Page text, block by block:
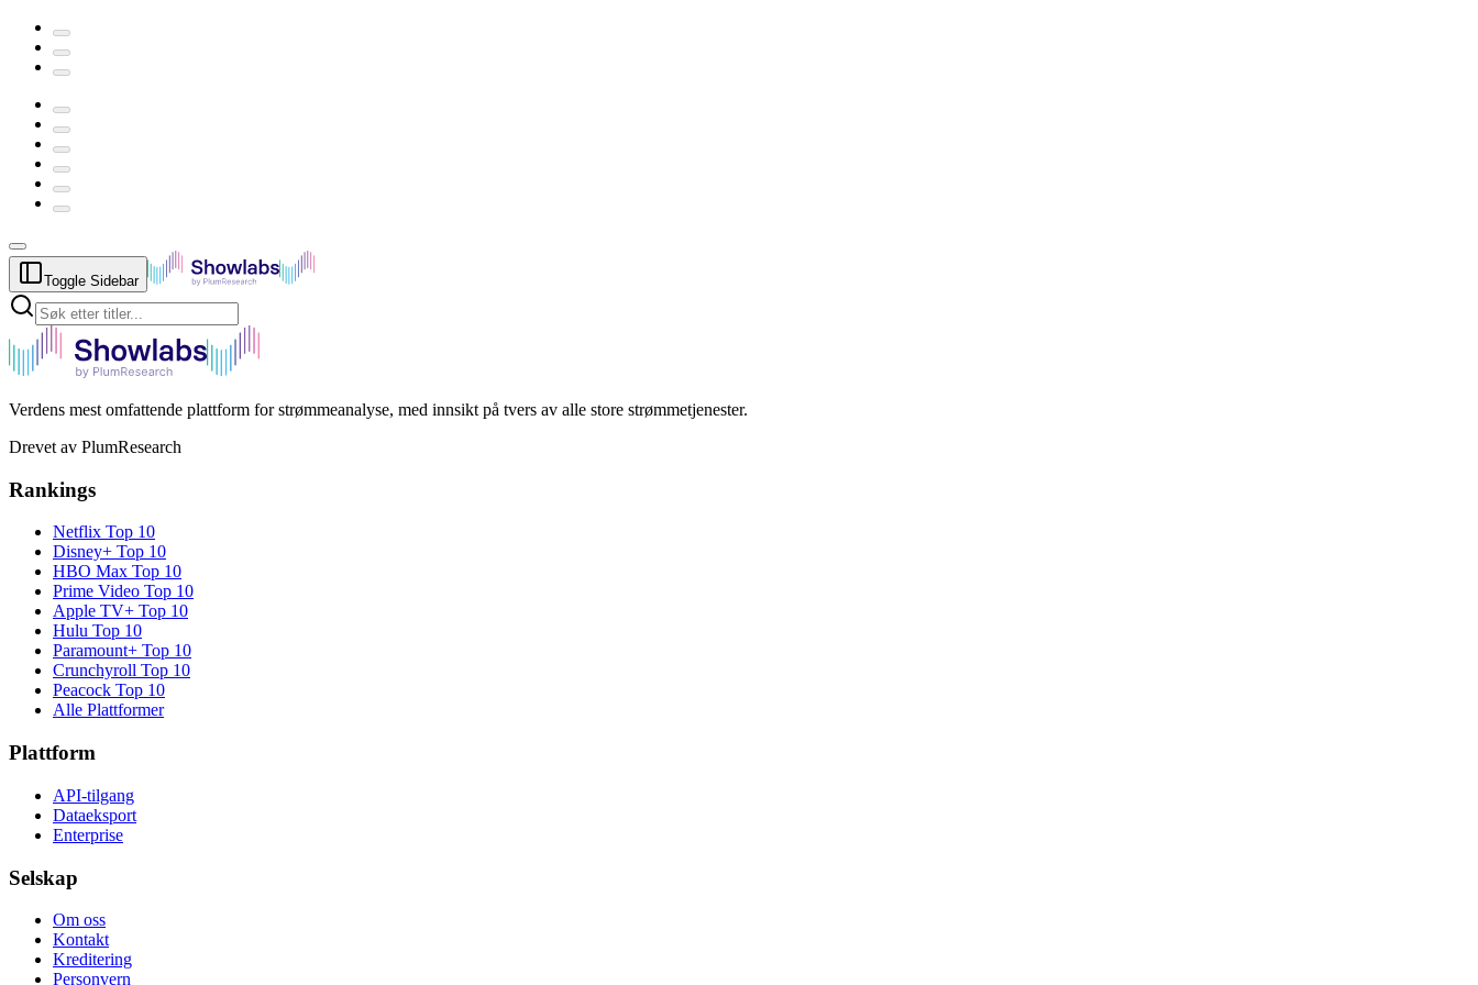
Toggle Sidebar
Verdens mest omfattende plattform for strømmeanalyse, med innsikt på tvers av alle store strømmetjenester.
Drevet av PlumResearch
Rankings
Netflix Top 10
Disney+ Top 10
HBO Max Top 10
Prime Video Top 10
Apple TV+ Top 10
Hulu Top 10
Paramount+ Top 10
Crunchyroll Top 10
Peacock Top 10
Alle Plattformer
Plattform
API-tilgang
Dataeksport
Enterprise
Selskap
Om oss
Kontakt
Kreditering
Personvern